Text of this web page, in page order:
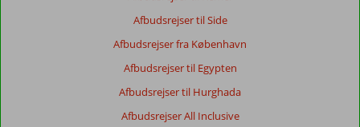
Afbudsrejser til Side
Afbudsrejser fra København
Afbudsrejser til Egypten
Afbudsrejser til Hurghada
Afbudsrejser All Inclusive